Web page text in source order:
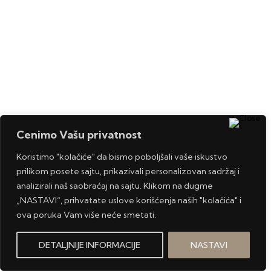
Cenimo Vašu privatnost
Koristimo "kolačiće" da bismo poboljšali vaše iskustvo
prilikom posete sajtu, prikazivali personalizovan sadržaj i
analizirali naš saobraćaj na sajtu. Klikom na dugme
„NASTAVI“, prihvatate uslove korišćenja naših "kolačića" i
ova poruka Vam više neće smetati.
DETALJNIJE INFORMACIJE NASTAVI